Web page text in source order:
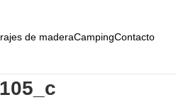
de maderaCampingContacto